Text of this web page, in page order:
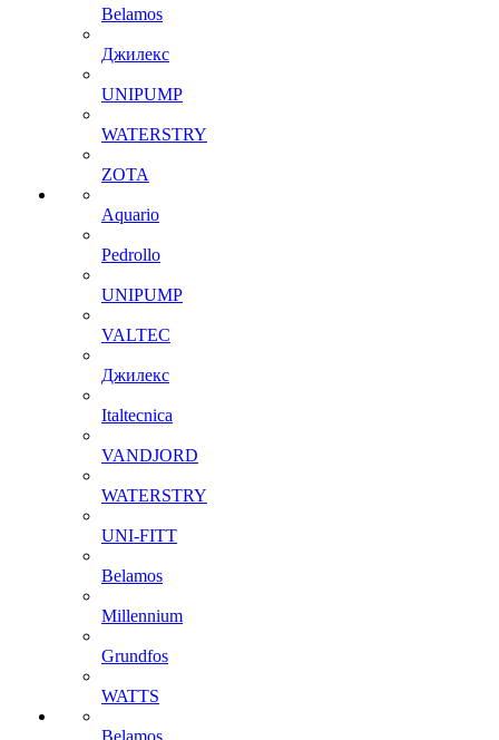
Belamos
Джилекс
UNIPUMP
WATERSTRY
ZOTA
Aquario
Pedrollo
UNIPUMP
VALTEC
Джилекс
Italtecnica
VANDJORD
WATERSTRY
UNI-FITT
Belamos
Millennium
Grundfos
WATTS
Belamos